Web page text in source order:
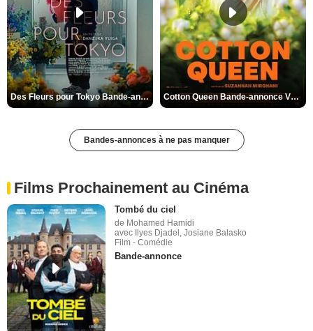
Des Fleurs pour Tokyo Bande-annonce VO STFR Cotton Queen Bande-annonce VO STFR
Bandes-annonces à ne pas manquer
Films Prochainement au Cinéma
Tombé du ciel
de Mohamed Hamidi
avec Ilyes Djadel, Josiane Balasko
Film - Comédie
Bande-annonce